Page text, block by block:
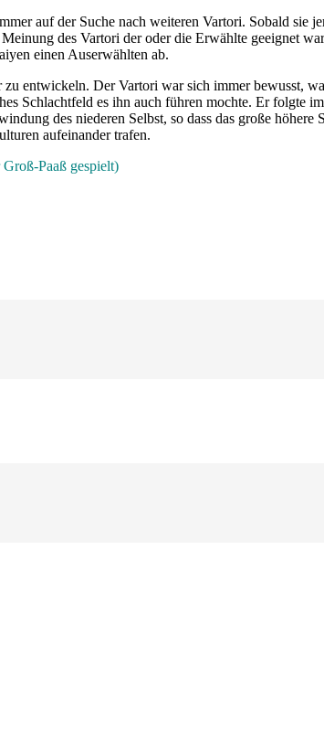
auf der Suche nach weiteren Vartori. Sobald sie
des Vartori der oder die Erwählte geeignet
einen Auserwählten ab.
entwickeln. Der Vartori war sich immer bewusst,
Schlachtfeld es ihn auch führen mochte. Er folgte
des niederen Selbst, so dass das große
aufeinander trafen.
Paaß gespielt)